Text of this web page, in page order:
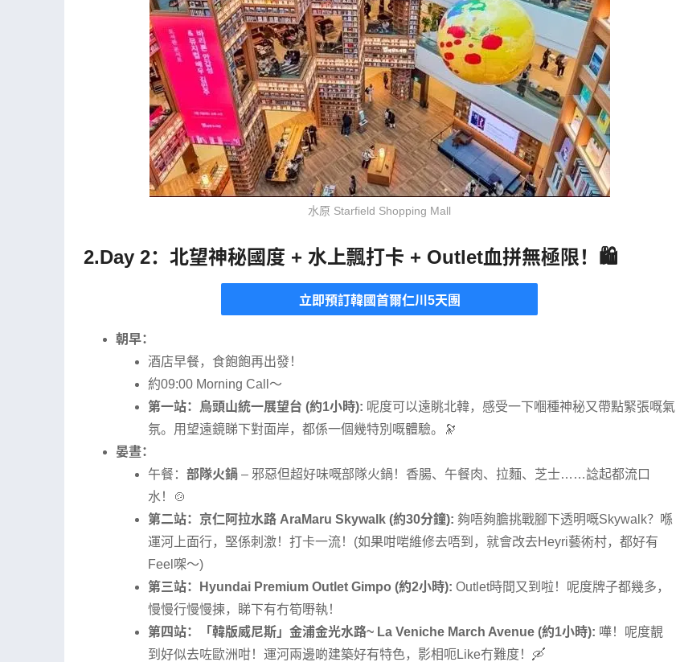
水原 Starfield Shopping Mall
2.Day 2：北望神秘國度 + 水上飄打卡 + Outlet血拼無極限！🛍️
立即預訂韓國首爾仁川5天團
朝早：
酒店早餐，食飽飽再出發！
約09:00 Morning Call～
第一站：烏頭山統一展望台 (約1小時): 呢度可以遠眺北韓，感受一下嗰種神秘又帶點緊張嘅氣
氛。用望遠鏡睇下對面岸，都係一個幾特別嘅體驗。🔭
晏晝：
午餐： 部隊火鍋 – 邪惡但超好味嘅部隊火鍋！香腸、午餐肉、拉麵、芝士……諗起都流口
水！🍲
第二站：京仁阿拉水路 AraMaru Skywalk (約30分鐘): 夠唔夠膽挑戰腳下透明嘅Skywalk？喺
運河上面行，堅係刺激！打卡一流！(如果咁啱維修去唔到，就會改去Heyri藝術村，都好有
Feel㗎～)
第三站：Hyundai Premium Outlet Gimpo (約2小時): Outlet時間又到啦！呢度牌子都幾多，
慢慢行慢慢揀，睇下有冇筍嘢執！
第四站：「韓版威尼斯」金浦金光水路~ La Veniche March Avenue (約1小時): 嘩！呢度靚
到好似去咗歐洲咁！運河兩邊啲建築好有特色，影相呃Like冇難度！🛶